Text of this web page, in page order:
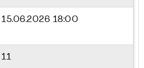
15.06.2026 18:00
11